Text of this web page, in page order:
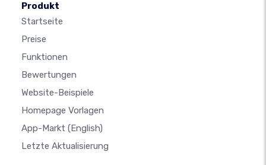
Produkt
Startseite
Preise
Funktionen
Bewertungen
Website-Beispiele
Homepage Vorlagen
App-Markt (English)
Letzte Aktualisierung